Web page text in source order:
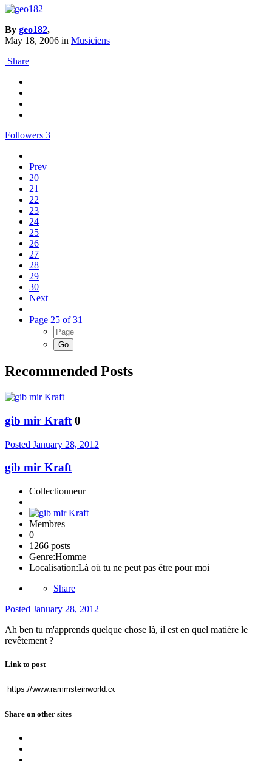
By geo182,
May 18, 2006 in Musiciens
Share
Followers 3
Prev
20
21
22
23
24
25
26
27
28
29
30
Next
Page 25 of 31
Recommended Posts
gib mir Kraft 0
Posted January 28, 2012
gib mir Kraft
Collectionneur
Membres
0
1266 posts
Genre:Homme
Localisation:Là où tu ne peut pas être pour moi
Share
Posted January 28, 2012
Ah ben tu m'apprends quelque chose là, il est en quel matière le
revêtement ?
Link to post
Share on other sites